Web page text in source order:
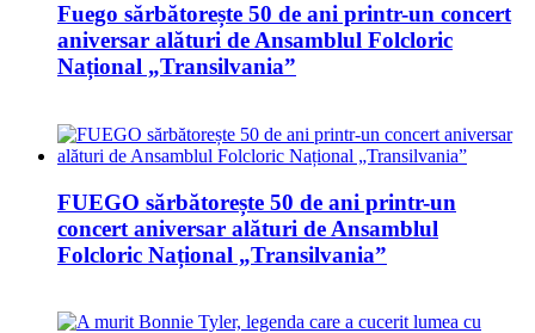
Fuego sărbătorește 50 de ani printr-un concert
aniversar alături de Ansamblul Folcloric
Național „Transilvania”
FUEGO sărbătorește 50 de ani printr-un
concert aniversar alături de Ansamblul
Folcloric Național „Transilvania”